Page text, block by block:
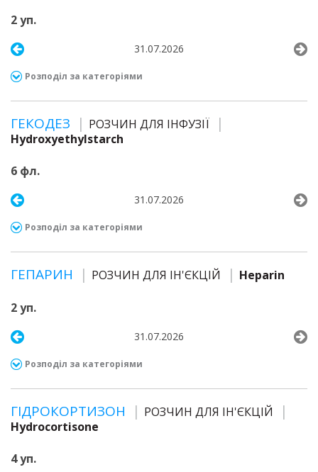
2 уп.
31.07.2026
Розподіл за категоріями
ГЕКОДЕЗ
РОЗЧИН ДЛЯ ІНФУЗІЇ
Hydroxyethylstarch
6 фл.
31.07.2026
Розподіл за категоріями
ГЕПАРИН РОЗЧИН ДЛЯ ІН'ЄКЦІЙ Heparin
2 уп.
31.07.2026
Розподіл за категоріями
ГІДРОКОРТИЗОН
РОЗЧИН ДЛЯ ІН'ЄКЦІЙ
Hydrocortisone
4 уп.